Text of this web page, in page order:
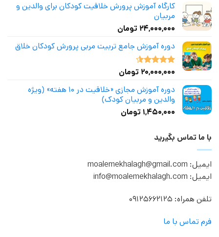
کارگاه آموزش پرورش خلاقیت کودکان برای والدین و
مربیان
۲۴,۰۰۰,۰۰۰ تومان
دوره آموزش جامع تربیت مربی پرورش کودکان خلاق
نمره4.50
۲۰,۰۰۰,۰۰۰ تومان
دوره آموزش مجازی «خلاقیت در ۱۰ هفته» (ویژه
والدین و مربیان کودک)
۱,۴۵۰,۰۰۰ تومان
با ما تماس بگیرید
ایمیل: moalemekhalagh@gmail.com
ایمیل: info@moalemekhalagh.com
تلفن همراه: 09125662125
فرم تماس با ما